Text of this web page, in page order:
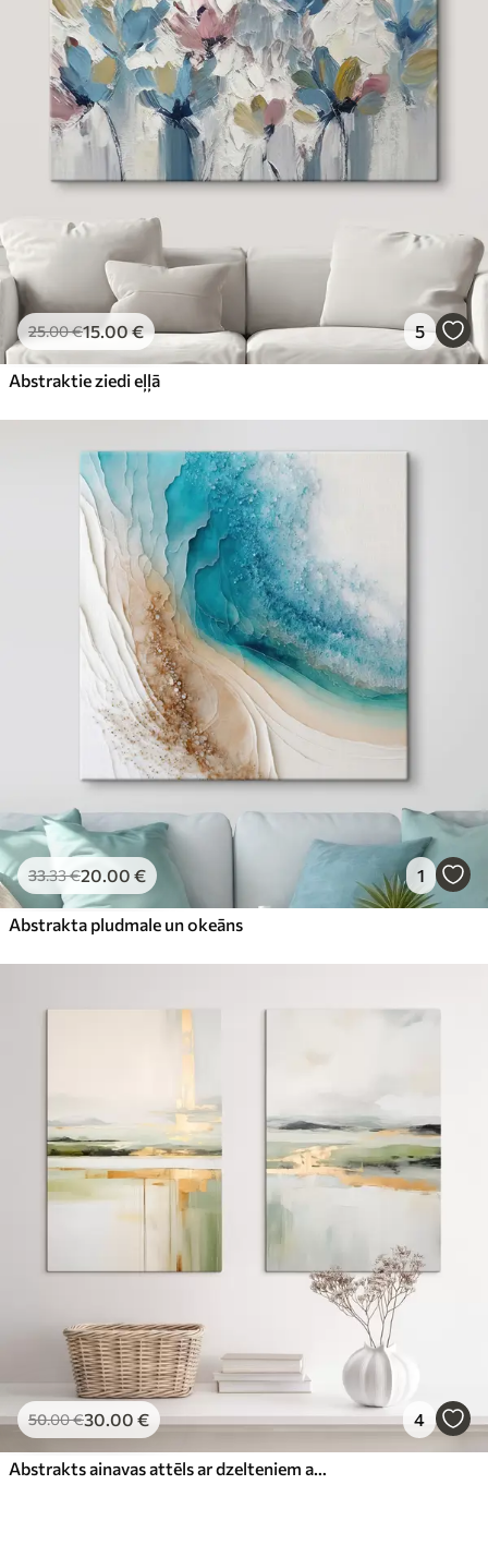
25.00€15.00€ 5
Abstraktie ziedi eļļā
33.33€20.00 € 1
Abstrakta pludmale un okeāns
50.00€30.00 € 4
Abstrakts ainavas attēls ar dzelteniem akcentiem, minimālistiska zemes, ūdens un debesu kompozīcija ar klusinātiem toņiem